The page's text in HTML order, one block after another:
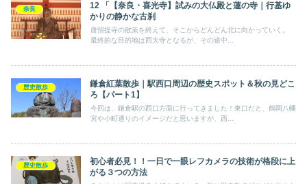
奈良
12 「【奈良・喜光寺】試みの大仏殿と蓮の寺｜行基ゆ
かりの静かな古刹
唐招提寺の散策を終えて、そこからどんどん北に向かっていく。
最終的な目的地は西大寺となるが、その途中...
歴史散歩
鎌倉紅葉散歩｜駅西口周辺の歴史スポット＆秋の見どこ
ろ【パート1】
今回は、鎌倉駅の西口方面に行ってきました！東口だと、鶴岡八幡
宮や小町通りのイメージだと思いますが、西...
歴史散歩
初心者必見！！一日で一眼レフカメラの技術が格段に上
がる３つの方法